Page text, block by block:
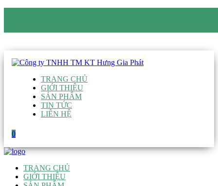
TRANG CHỦ
GIỚI THIỆU
SẢN PHẨM
TIN TỨC
LIÊN HỆ
0
TRANG CHỦ
GIỚI THIỆU